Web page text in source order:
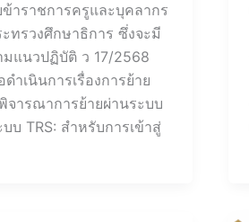
าราชการครูและบุคลากร
ทรวงศึกษาธิการ ซึ่งจะมี
แนวปฏิบัติ ว 17/2568
ำเนินการเรื่องการย้าย
จารณาการย้ายผ่านระบบ
บ TRS: สำหรับการเข้าสู่